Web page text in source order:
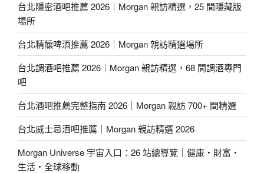
台北隱密酒吧推薦 2026｜Morgan 親訪精選，25 間隱藏版
場所
台北精釀啤酒推薦 2026｜Morgan 親訪精選場所
台北調酒吧推薦 2026｜Morgan 親訪精選，68 間調酒專門
吧
台北酒吧推薦完整指南 2026｜Morgan 親訪 700+ 間精選
台北威士忌酒吧推薦｜Morgan 親訪精選 2026
Morgan Universe 宇宙入口：26 站總導覽｜健康・財富・
生活・全球移動